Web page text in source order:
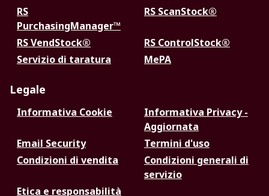
RS
PurchasingManager™
RS ScanStock®
RS VendStock®
RS ControlStock®
Servizio di taratura
MePA
Legale
Informativa Cookie
Informativa Privacy -
Aggiornata
Email Security
Termini d'uso
Condizioni di vendita
Condizioni generali di
servizio
Etica e responsabilità